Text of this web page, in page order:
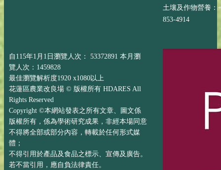
土壤及作物營養：
853-4914
自115年1月1日瀏覽人次： 53372891 本月瀏
覽人次：1459828
最佳瀏覽解析度1920 x1080以上
花蓮區農業改良場 © 版權所有 HDARES All
Rights Reserved
Copyright ©本網站發表之所有文章、圖文係
版權所有，係為學術研究成果，非經本場同意
不得將全部或部分內容，轉載於任何形式媒
體；
不得引用於產品及食品之標示、宣傳及廣告。
若不當引用，應自負法律責任。